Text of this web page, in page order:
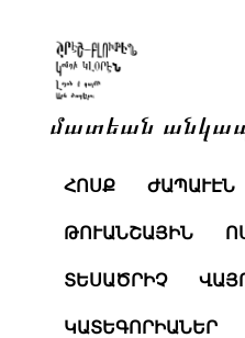
մատեան
ՀՈՍՔ ԺԱՊԱՒԷՆ
ԹՈՒԱՆՇԱՅԻՆ
ՏԵՍԱԾՐԻՉ
ԿԱՏԵԳՈՐԻԱՆԵՐ